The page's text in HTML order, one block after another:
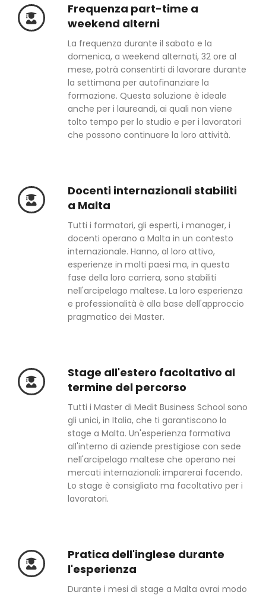
Frequenza part-time a
weekend alterni
La frequenza durante il sabato e la
domenica, a weekend alternati, 32 ore al
mese, potrà consentirti di lavorare durante
la settimana per autofinanziare la
formazione. Questa soluzione è ideale
anche per i laureandi, ai quali non viene
tolto tempo per lo studio e per i lavoratori
che possono continuare la loro attività.
Docenti internazionali stabiliti
a Malta
Tutti i formatori, gli esperti, i manager, i
docenti operano a Malta in un contesto
internazionale. Hanno, al loro attivo,
esperienze in molti paesi ma, in questa
fase della loro carriera, sono stabiliti
nell'arcipelago maltese. La loro esperienza
e professionalità è alla base dell'approccio
pragmatico dei Master.
Stage all'estero facoltativo al
termine del percorso
Tutti i Master di Medit Business School sono
gli unici, in Italia, che ti garantiscono lo
stage a Malta. Un'esperienza formativa
all'interno di aziende prestigiose con sede
nell'arcipelago maltese che operano nei
mercati internazionali: imparerai facendo.
Lo stage è consigliato ma facoltativo per i
lavoratori.
Pratica dell'inglese durante
l'esperienza
Durante i mesi di stage a Malta avrai modo